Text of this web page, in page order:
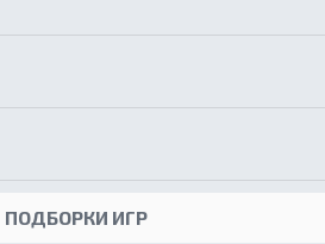
ПОДБОРКИ ИГР